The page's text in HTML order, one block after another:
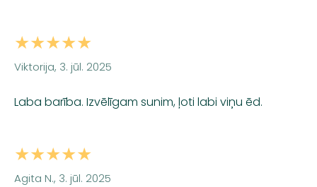
★★★★★
Viktorija, 3. jūl. 2025
Laba barība. Izvēlīgam sunim, ļoti labi viņu ēd.
★★★★★
Agita N., 3. jūl. 2025